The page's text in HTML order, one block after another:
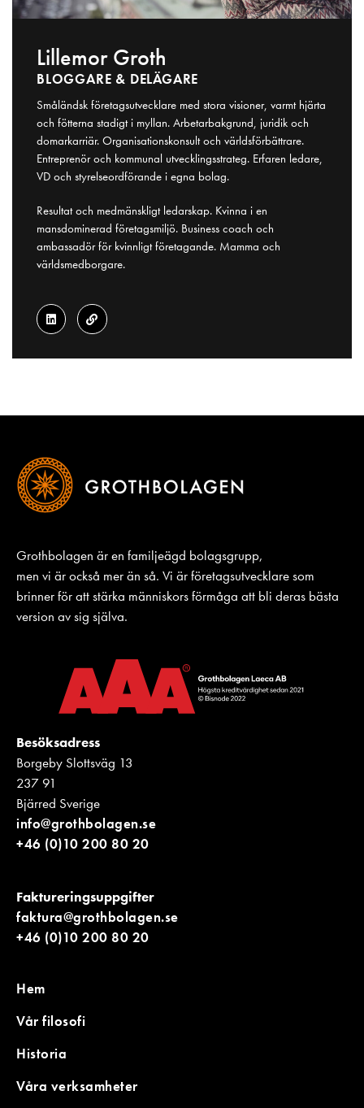
Lillemor Groth
BLOGGARE & DELÄGARE
Småländsk företagsutvecklare med stora visioner, varmt hjärta
och fötterna stadigt i myllan. Arbetarbakgrund, juridik och
domarkarriär. Organisationskonsult och världsförbättrare.
Entreprenör och kommunal utvecklingsstrateg. Erfaren ledare,
VD och styrelseordförande i egna bolag.
Resultat och medmänskligt ledarskap. Kvinna i en
mansdominerad företagsmiljö. Business coach och
ambassadör för kvinnligt företagande. Mamma och
världsmedborgare.
Grothbolagen är en familjeägd bolagsgrupp,
men vi är också mer än så. Vi är företagsutvecklare som
brinner för att stärka människors förmåga att bli deras bästa
version av sig själva.
Besöksadress
Borgeby Slottsväg 13
237 91
Bjärred Sverige
info@grothbolagen.se
+46 (0)10 200 80 20
Faktureringsuppgifter
faktura@grothbolagen.se
+46 (0)10 200 80 20
Hem
Vår filosofi
Historia
Våra verksamheter